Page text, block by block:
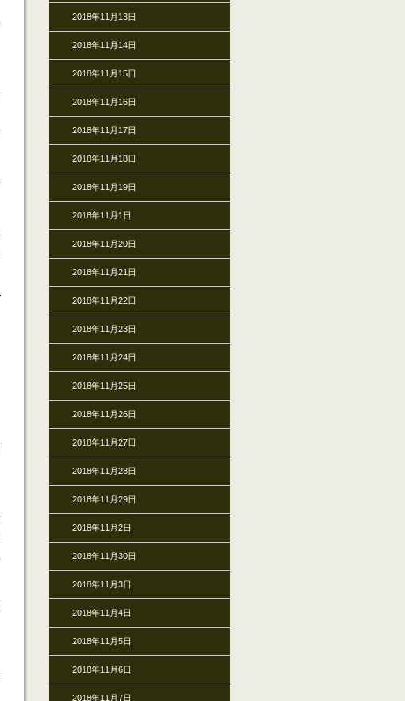
2018年11月13日
2018年11月14日
2018年11月15日
2018年11月16日
2018年11月17日
2018年11月18日
2018年11月19日
2018年11月1日
2018年11月20日
2018年11月21日
2018年11月22日
2018年11月23日
2018年11月24日
2018年11月25日
2018年11月26日
2018年11月27日
2018年11月28日
2018年11月29日
2018年11月2日
2018年11月30日
2018年11月3日
2018年11月4日
2018年11月5日
2018年11月6日
2018年11月7日